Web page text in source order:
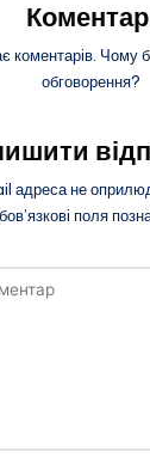
коментарів. Чому
обговорення?
адреса не
поля